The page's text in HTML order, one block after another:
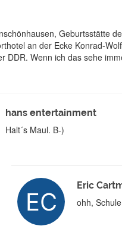
Geburtsstätte
an der Ecke Konrad-
DDR. Wenn ich das sehe
hans entertainment
Halt´s Maul. B-)
Eric
ohh,